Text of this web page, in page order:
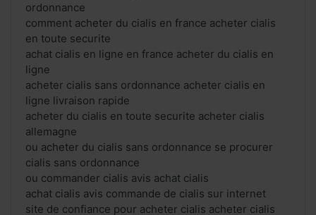
ordonnance
comment acheter du cialis en france acheter cialis
en toute securite
achat cialis en ligne en france acheter du cialis en
ligne
acheter cialis sans ordonnance acheter cialis en
ligne livraison rapide
acheter du cialis en toute securite acheter cialis
allemagne
ou acheter du cialis sans ordonnance se procurer
cialis sans ordonnance
ou commander cialis avis achat cialis
achat cialis avis commande de cialis sur internet
site de confiance pour acheter cialis acheter cialis